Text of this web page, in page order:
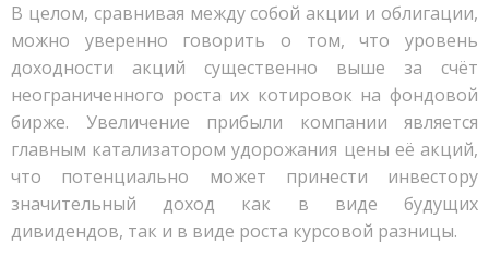
В целом, сравнивая между собой акции и облигации,
можно уверенно говорить о том, что уровень
доходности акций существенно выше за счёт
неограниченного роста их котировок на фондовой
бирже. Увеличение прибыли компании является
главным катализатором удорожания цены её акций,
что потенциально может принести инвестору
значительный доход как в виде будущих
дивидендов, так и в виде роста курсовой разницы.